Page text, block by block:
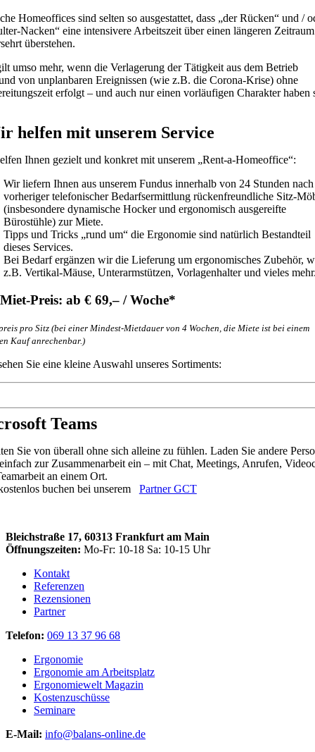
Homeoffices sind selten so ausgestattet, dass „der Rücken“ und /
Nacken“ eine intensivere Arbeitszeit über einen längeren Zeitraum
überstehen.
umso mehr, wenn die Verlagerung der Tätigkeit aus dem Betrieb
von unplanbaren Ereignissen (wie z.B. die Corona-Krise) ohne
erfolgt – und auch nur einen vorläufigen Charakter haben
helfen mit unserem Service
Ihnen gezielt und konkret mit unserem „Rent-a-Homeoffice“:
Wir liefern Ihnen aus unserem Fundus innerhalb von 24 Stunden nach
vorheriger telefonischer Bedarfsermittlung rückenfreundliche Sitz-
(insbesondere dynamische Hocker und ergonomisch ausgereifte
Bürostühle) zur Miete.
Tipps und Tricks „rund um“ die Ergonomie sind natürlich Bestandteil
dieses Services.
Bei Bedarf ergänzen wir die Lieferung um ergonomisches Zubehör,
z.B. Vertikal-Mäuse, Unterarmstützen, Vorlagenhalter und vieles
Preis: ab € 69,– / Woche*
pro Sitz (bei einer Mindest-Mietdauer von 4 Wochen, die Miete ist bei einem
Kauf anrechenbar.)
Sie eine kleine Auswahl unseres Sortiments:
Teams
Sie von überall ohne sich alleine zu fühlen. Laden Sie andere
zur Zusammenarbeit ein – mit Chat, Meetings, Anrufen,
an einem Ort.
buchen bei unserem Partner GCT
Bleichstraße 17, 60313 Frankfurt am Main
Öffnungszeiten: Mo-Fr: 10-18 Sa: 10-15 Uhr
Kontakt
Referenzen
Rezensionen
Partner
Telefon: 069 13 37 96 68
Ergonomie
Ergonomie am Arbeitsplatz
Ergonomiewelt Magazin
Kostenzuschüsse
Seminare
E-Mail: info@balans-online.de